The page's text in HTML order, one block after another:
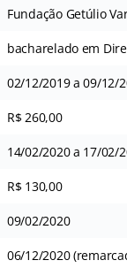
Fundação Getúlio
bacharelado em
02/12/2019 a 09/12/
R$ 260,00
14/02/2020 a 17/02/
R$ 130,00
09/02/2020
06/12/2020